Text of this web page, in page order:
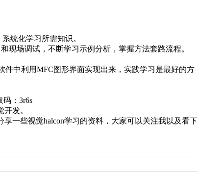
统化学习所需知识。
场调试，不断学习示例分析，掌握方法套路流程。
中利用MFC图形界面实现出来，实践学习是最好的方
码：3r6s
发。
些视觉halcon学习的资料，大家可以关注我以及看下